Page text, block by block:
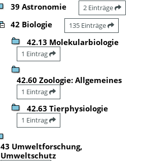
39 Astronomie 2 Einträge
42 Biologie 135 Einträge
42.13 Molekularbiologie
1 Eintrag
42.60 Zoologie: Allgemeines
1 Eintrag
42.63 Tierphysiologie
1 Eintrag
43 Umweltforschung,
Umweltschutz